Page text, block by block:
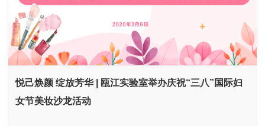
悦己焕颜 绽放芳华 | 瓯江实验室举办庆祝“三八”国际妇
女节美妆沙龙活动